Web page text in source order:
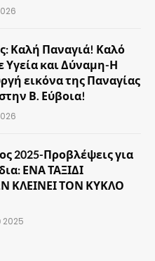
Καλή Παναγιά! Καλό
και Δύναμη-Η
εικόνα της Παναγίας
Β. Εύβοια!
2025-Προβλέψεις για
ΕΝΑ ΤΑΞΙΔΙ
ΚΛΕΙΝΕΙ ΤΟΝ ΚΥΚΛΟ
2025